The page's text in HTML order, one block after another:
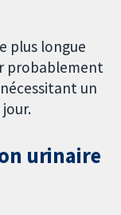
plus longue
probablement
un
urinaire